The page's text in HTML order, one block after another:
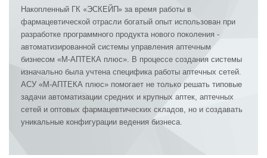
Накопленный ГК «ЭСКЕЙП» за время работы в
фармацевтической отрасли богатый опыт использован при
разработке программного продукта нового поколения -
автоматизированной системы управления аптечным
бизнесом «М-АПТЕКА плюс». В процессе создания системы
изначально была учтена специфика работы аптечных сетей.
АСУ «М-АПТЕКА плюс» помогает не только решать типовые
задачи автоматизации средних и крупных аптек, аптечных
сетей и оптовых фармацевтических складов, но и создавать
уникальные конфигурации ведения бизнеса.